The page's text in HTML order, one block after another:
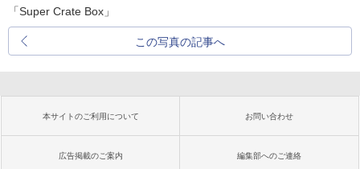
「Super Crate Box」
この写真の記事へ
本サイトのご利用について お問い合わせ
広告掲載のご案内 編集部へのご連絡